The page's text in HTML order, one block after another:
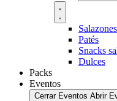
Patés
Snacks
Dulces
Packs
Eventos
Cerrar Eventos Abrir